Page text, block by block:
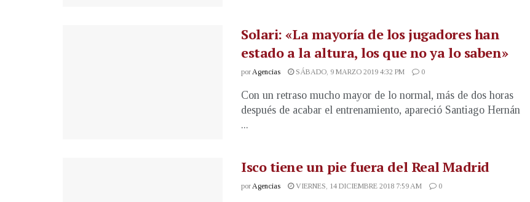
Solari: «La mayoría de los jugadores han
estado a la altura, los que no ya lo saben»
por Agencias SÁBADO, 9 MARZO 2019 4:32 PM 0
Con un retraso mucho mayor de lo normal, más de dos horas
después de acabar el entrenamiento, apareció Santiago Hernán
...
Isco tiene un pie fuera del Real Madrid
por Agencias VIERNES, 14 DICIEMBRE 2018 7:59 AM 0